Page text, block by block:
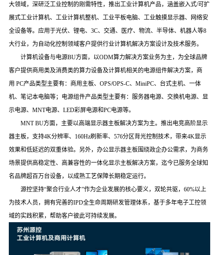
大领域，深研泛工业控制的刚需特性，推出工业计算机产品，涵盖嵌入式/可扩
展式工业计算机、工业计算机整机、工业平板电脑、工业触摸显示器、网络安
全设备等。应用于光伏、锂电、 3C、交通、医疗、物流、半导体、机器人等8
大行业，为自动化控制领域客户提供行业计算机解决方案设计及技术服务。
计算机设备与电源BU方面，以ODM算力解决方案业务为主，为全球品牌
客户提供商用类及消费类的算力设备及计算机相关的电源组件解决方案，商
用 PC产品类型主要有：商用主板、 OPS/OPS-C、MiniPC、台式主机、一体
机、笔记本电脑等；电源组件产品类型主要有：服务器电源、交换机电源、显
示电源、 MNT电源、 LED彩屏电源和PC电源等。
MNT BU方面，主要以高端显示器主板解决方案为主。推出电竞高阶显示
器主板，支持4K分辨率、160Hz刷新率、576分区背光控制技术，带来4K显示
效果和低延迟的双重体验。另外，办公显示器主板围绕政企办公需求，为商务
场景提供高稳定性、高兼容性的一体化显示主板解决方案，迄今已服务全球知
名品牌超百万台设备，以成熟工艺保障长期稳定运行。
源控坚持“聚合行业人才”作为企业发展的核心要义，双轮共驱， 60%以上
为技术人员，拥有完善的IPD全生命周期研发管理体系 ， 基于多年电子工控领
域的实践积累 ， 帮助客户彼此可持续发展。